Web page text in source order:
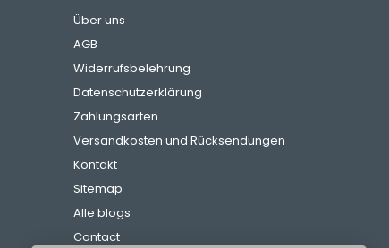
Über uns
AGB
Widerrufsbelehrung
Datenschutzerklärung
Zahlungsarten
Versandkosten und Rücksendungen
Kontakt
Sitemap
Alle blogs
Contact